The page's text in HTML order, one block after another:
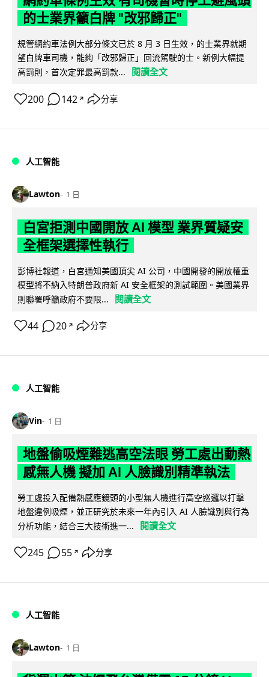
的士業界籲白牌 "改邪歸正"
規管網約車法例大部分條文已於 8 月 3 日生效，的士業界就期
望白牌車司機，能夠「改邪歸正」回流駕駛的士。新例大幅提
高罰則，首次定罪最高罰款...
閱讀全文
200 142 ↗ 分享
人工智能
Lawton 1 日
白宮拒測中國開放 AI 模型 業界質疑安
全框架選擇性執行
彭博社報道，白宮通知美國頂尖 AI 公司，中國開發的開放權重
模型將不納入特朗普政府新 AI 安全框架的測試範圍。美國業界
則聯署呼籲政府不要限...
閱讀全文
44 20 ↗ 分享
人工智能
Vin 1 日
地盤偷吸煙難逃高空法眼 勞工處出動熱
感無人機 擬加 AI 人臉識別精準執法
勞工處投入配備熱感應鏡頭的小型無人機進行高空巡邏以打擊
地盤違例吸煙，並正研究於未來一年內引入 AI 人臉識別與行為
分析功能，結合三大技術進一...
閱讀全文
245 55 ↗ 分享
人工智能
Lawton 1 日